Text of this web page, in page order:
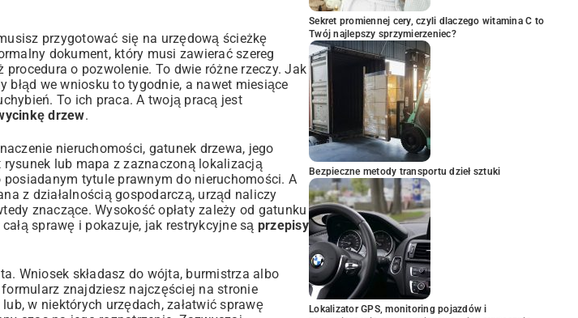
przygotować się na urzędową ścieżkę
dokument, który musi zawierać szereg
o pozwolenie. To dwie różne rzeczy. Jak
we wniosku to tygodnie, a nawet miesiące
To ich praca. A twoją pracą jest
drzew.
nieruchomości, gatunek drzewa, jego
lub mapa z zaznaczoną lokalizacją
posiadanym tytule prawnym do nieruchomości. A
z działalnością gospodarczą, urząd naliczy
znaczące. Wysokość opłaty zależy od gatunku
sprawę i pokazuje, jak restrykcyjne są przepisy
Wniosek składasz do wójta, burmistrza albo
znajdziesz najczęściej na stronie
w niektórych urzędach, załatwić sprawę
Sekret promiennej cery, czyli dlaczego witamina C to
Twój najlepszy sprzymierzeniec?
Bezpieczne metody transportu dzieł sztuki
Lokalizator GPS, monitoring pojazdów i